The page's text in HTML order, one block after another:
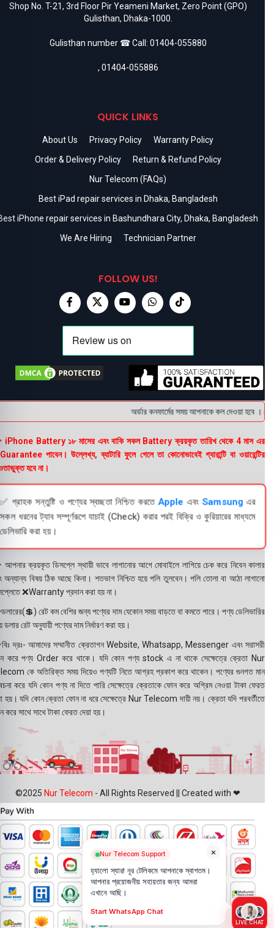
Shop No. T-21, 3rd Floor Pir Yeameni Market, Zero Point (GPO)
Gulisthan, Dhaka-1000.
Gulisthan number ☎ Call: 01404-055880
, 01404-055886
QUICK LINKS
About Us Privacy Policy
Warranty Policy
Order & Delivery Policy
Return & Refund Policy
Nur Telecom (FAQs)
Best iPad repair services in Dhaka, Bangladesh
iPhone repair services in Bashundhara City, Dhaka, Bangladesh
We Are Hiring
Technician Partner
FOLLOW US!
অর্ডার কনফার্মের সময় আপনাকে কল দেওয়া হবে ।
Battery ১৮ মাসের এবং বাকি সকল Battery ক্রয়কৃত তারিখ থেকে 4 মাস এর
পাবেন। উল্লেখ্য, ব্যাটারি ফুলে গেলে তা কোনোভাবেই গ্যারান্টি বা ওয়ারেন্টির
হবে না।
✅ গ্রাহক সন্তুষ্টি ও পণ্যের স্বচ্ছতা নিশ্চিত করতেApple এবংSamsungএর
সকল ধরনের ট্যাব সম্পূর্ণরূপে যাচাই (Check) করার পরই বিক্রি ও কুরিয়ারের মাধ্যমে
ডেলিভারি করা হয়।
ক্রয়কৃত ডিসপ্লে স্থায়ী ভাবে লাগানোর আগে মোবাইলে লাগিয়ে চেক করে নিবেন কালার
অন্যান্য বিষয় ঠিক আছে কিনা। শতভাগ নিশ্চিত হয়ে পলি তুলবেন। পলি তোলা বা আঠা লাগানো
❌Warranty প্রদান করা হয় না।
রেট কম বেশির জন্য পণ্যের দাম যেকোন সময় বাড়তে বা কমতে পারে। পণ্য ডেলিভারির
ডলার রেট অনুযায়ী পণ্যের দাম নির্ধারণ করা হয়।
দ্রঃ- আমাদের সম্মানীত ক্রেতাগন Website, Whatsapp, Messenger এবং সরাসরী
করে পণ্য Order করে থাকে। যদি কোন পণ্য stock এ না থাকে সেক্ষেত্রে ক্রেতা Nur
কে অতিরিক্ত সময় দিয়েও পণ্যটি নিতে আগ্রহ প্রকাশ করে থাকেন। পণ্যের গুনগত মান
করে যদি কোন পণ্য না দিতে পারি সেক্ষেত্রে ক্রেতাকে ফোন করে অগ্রিম নেওয়া টাকা ফেরত
হয়। যদি কোন ক্রেতা ফোন না ধরে সেক্ষেত্রে Nur Telecom দায়ী নয়। ক্রেতা যদি পরবর্তীতে
করে সাথে সাথে টাকা ফেরত দেয়া হয়।
©2025 Nur Telecom - All Rights Reserved || Created with ❤
×
Nur Telecom Support
হ্যালো স্যার! নূর টেলিকমে আপনাকে স্বাগতম।
আপনার প্রয়োজনীয় সহায়তার জন্য আমরা
এখানে আছি।
Start WhatsApp Chat
LIVE CHAT